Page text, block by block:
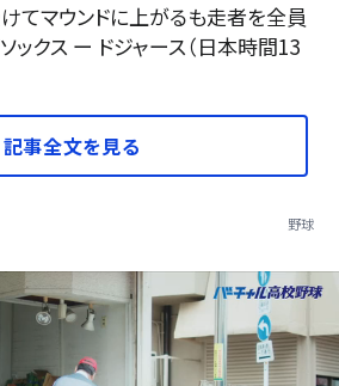
てマウンドに上がるも走者を全員
ックス ー ドジャース（日本時間13
記事全文を見る
野球